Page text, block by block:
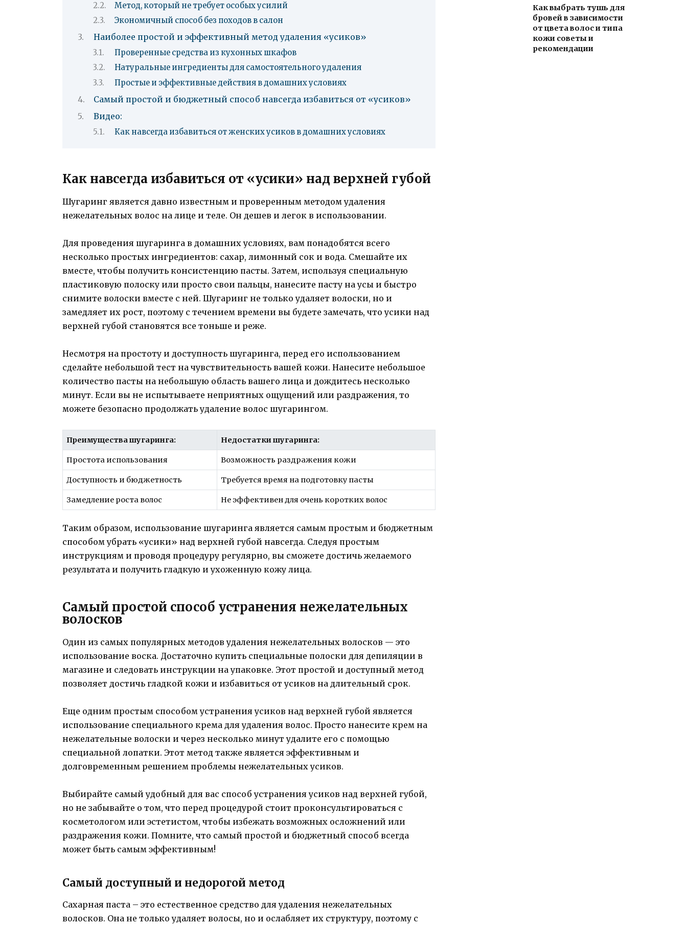
Метод, который не требует особых усилий
Экономичный способ без походов в салон
Наиболее простой и эффективный метод удаления «усиков»
Проверенные средства из кухонных шкафов
Натуральные ингредиенты для самостоятельного удаления
Простые и эффективные действия в домашних условиях
Самый простой и бюджетный способ навсегда избавиться от «усиков»
Видео:
Как навсегда избавиться от женских усиков в домашних условиях
Как навсегда избавиться от «усики» над верхней губой
Шугаринг является давно известным и проверенным методом удаления
нежелательных волос на лице и теле. Он дешев и легок в использовании.
Для проведения шугаринга в домашних условиях, вам понадобятся всего
несколько простых ингредиентов: сахар, лимонный сок и вода. Смешайте их
вместе, чтобы получить консистенцию пасты. Затем, используя специальную
пластиковую полоску или просто свои пальцы, нанесите пасту на усы и быстро
снимите волоски вместе с ней. Шугаринг не только удаляет волоски, но и
замедляет их рост, поэтому с течением времени вы будете замечать, что усики над
верхней губой становятся все тоньше и реже.
Несмотря на простоту и доступность шугаринга, перед его использованием
сделайте небольшой тест на чувствительность вашей кожи. Нанесите небольшое
количество пасты на небольшую область вашего лица и дождитесь несколько
минут. Если вы не испытываете неприятных ощущений или раздражения, то
можете безопасно продолжать удаление волос шугарингом.
Преимущества шугаринга: Недостатки шугаринга:
Простота использования Возможность раздражения кожи
Доступность и бюджетность Требуется время на подготовку пасты
Замедление роста волос Не эффективен для очень коротких волос
Таким образом, использование шугаринга является самым простым и бюджетным
способом убрать «усики» над верхней губой навсегда. Следуя простым
инструкциям и проводя процедуру регулярно, вы сможете достичь желаемого
результата и получить гладкую и ухоженную кожу лица.
Самый простой способ устранения нежелательных
волосков
Один из самых популярных методов удаления нежелательных волосков — это
использование воска. Достаточно купить специальные полоски для депиляции в
магазине и следовать инструкции на упаковке. Этот простой и доступный метод
позволяет достичь гладкой кожи и избавиться от усиков на длительный срок.
Еще одним простым способом устранения усиков над верхней губой является
использование специального крема для удаления волос. Просто нанесите крем на
нежелательные волоски и через несколько минут удалите его с помощью
специальной лопатки. Этот метод также является эффективным и
долговременным решением проблемы нежелательных усиков.
Выбирайте самый удобный для вас способ устранения усиков над верхней губой,
но не забывайте о том, что перед процедурой стоит проконсультироваться с
косметологом или эстетистом, чтобы избежать возможных осложнений или
раздражения кожи. Помните, что самый простой и бюджетный способ всегда
может быть самым эффективным!
Самый доступный и недорогой метод
Сахарная паста – это естественное средство для удаления нежелательных
волосков. Она не только удаляет волосы, но и ослабляет их структуру, поэтому с
Как выбрать тушь для
бровей в зависимости
от цвета волос и типа
кожи советы и
рекомендации